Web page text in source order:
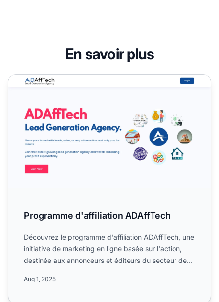
En savoir plus
Programme d'affiliation ADAffTech
Programme d'affiliation ADAffTech
Découvrez le programme d'affiliation ADAffTech, une
initiative de marketing en ligne basée sur l'action,
destinée aux annonceurs et éditeurs du secteur des
Aug 1, 2025